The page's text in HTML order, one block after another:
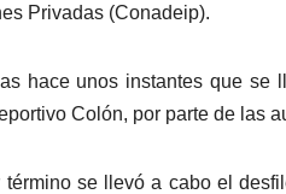
Privadas (Conadeip).
hace unos instantes que se
Colón, por parte de las
término se llevó a cabo el